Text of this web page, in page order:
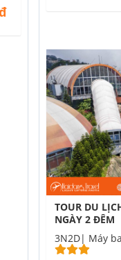
TOUR DU
NGÀY 2 ĐÊM
3N2D| Máy